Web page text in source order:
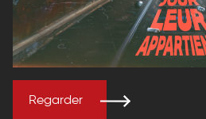
Regarder